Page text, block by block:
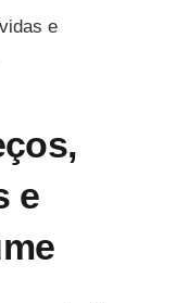
e
e